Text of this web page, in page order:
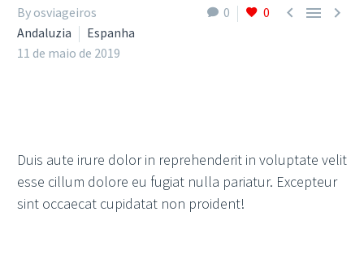
0 0   
By osviageiros
Andaluzia
Espanha
11 de maio de 2019
Duis aute irure dolor in reprehenderit in voluptate velit
esse cillum dolore eu fugiat nulla pariatur. Excepteur
sint occaecat cupidatat non proident!